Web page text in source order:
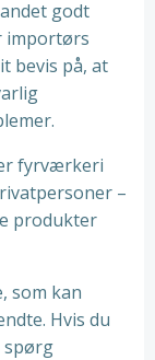
godt
importørs
bevis på, at
fyrværkeri
–
produkter
som kan
Hvis du
spørg